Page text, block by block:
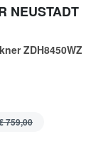
NEUSTADT
ZDH8450WZ
759,00